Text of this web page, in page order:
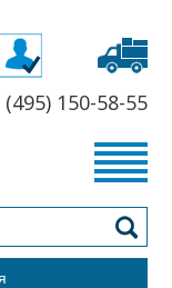
(495) 150-58-55